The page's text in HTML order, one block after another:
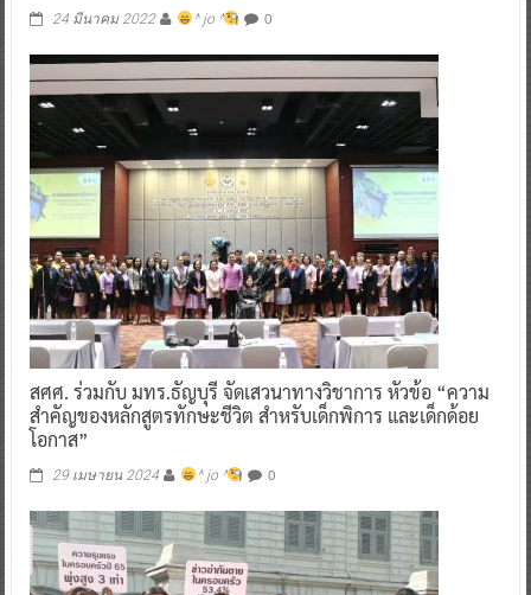
24 มีนาคม 2022 ^ jo ^ 0
สศศ. ร่วมกับ มทร.ธัญบุรี จัดเสวนาทางวิชาการ หัวข้อ “ความ
สำคัญของหลักสูตรทักษะชีวิต สำหรับเด็กพิการ และเด็กด้อย
โอกาส”
29 เมษายน 2024 ^ jo ^ 0